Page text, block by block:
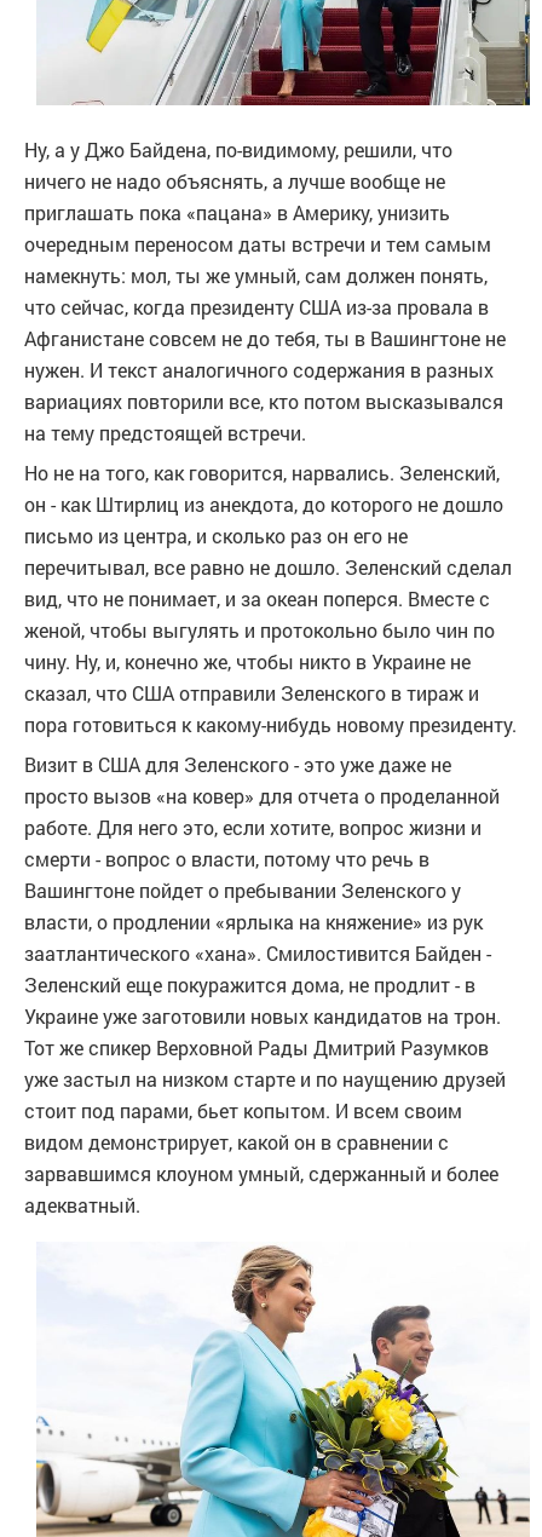
Ну, а у Джо Байдена, по-видимому, решили, что
ничего не надо объяснять, а лучше вообще не
приглашать пока «пацана» в Америку, унизить
очередным переносом даты встречи и тем самым
намекнуть: мол, ты же умный, сам должен понять,
что сейчас, когда президенту США из-за провала в
Афганистане совсем не до тебя, ты в Вашингтоне не
нужен. И текст аналогичного содержания в разных
вариациях повторили все, кто потом высказывался
на тему предстоящей встречи.
Но не на того, как говорится, нарвались. Зеленский,
он - как Штирлиц из анекдота, до которого не дошло
письмо из центра, и сколько раз он его не
перечитывал, все равно не дошло. Зеленский сделал
вид, что не понимает, и за океан поперся. Вместе с
женой, чтобы выгулять и протокольно было чин по
чину. Ну, и, конечно же, чтобы никто в Украине не
сказал, что США отправили Зеленского в тираж и
пора готовиться к какому-нибудь новому президенту.
Визит в США для Зеленского - это уже даже не
просто вызов «на ковер» для отчета о проделанной
работе. Для него это, если хотите, вопрос жизни и
смерти - вопрос о власти, потому что речь в
Вашингтоне пойдет о пребывании Зеленского у
власти, о продлении «ярлыка на княжение» из рук
заатлантического «хана». Смилостивится Байден -
Зеленский еще покуражится дома, не продлит - в
Украине уже заготовили новых кандидатов на трон.
Тот же спикер Верховной Рады Дмитрий Разумков
уже застыл на низком старте и по наущению друзей
стоит под парами, бьет копытом. И всем своим
видом демонстрирует, какой он в сравнении с
зарвавшимся клоуном умный, сдержанный и более
адекватный.